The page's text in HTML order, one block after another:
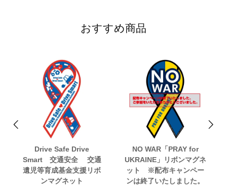
おすすめ商品
Drive Safe Drive
Smart 交通安全 交通
遺児等育成基金支援リボ
ンマグネット
NO WAR「PRAY for
UKRAINE」リボンマグネ
ット ※配布キャンペー
ンは終了いたしました。